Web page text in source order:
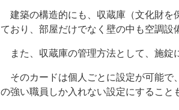
建築の構造的にも、収蔵庫（文化財を
ており、部屋だけでなく壁の中も空調設
また、収蔵庫の管理方法として、施錠
そのカードは個人ごとに設定が可能で
の強い職員しか入れない設定にすること